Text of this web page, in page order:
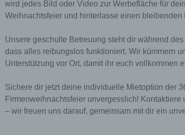
wird jedes Bild oder Video zur Werbefläche für
Weihnachtsfeier und hinterlasse einen
Unsere geschulte Betreuung steht dir während
dass alles reibungslos funktioniert. Wir kümmern
Unterstützung vor Ort, damit ihr euch vollkommen
Sichere dir jetzt deine individuelle Mietoption der
Firmenweihnachtsfeier unvergesslich!
– wir freuen uns darauf, gemeinsam mit dir ein